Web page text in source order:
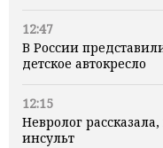
12:47
В России
детское автокресло
12:15
Невролог
инсульт